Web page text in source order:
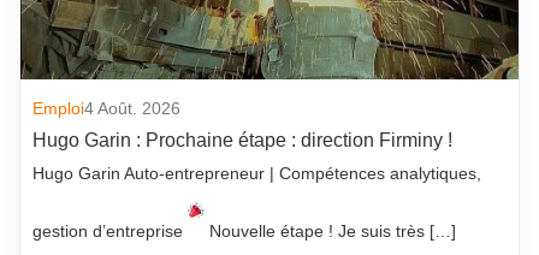
Emploi4 Août. 2026
Hugo Garin : Prochaine étape : direction Firminy !
Hugo Garin Auto-entrepreneur | Compétences analytiques,
gestion d’entreprise Nouvelle étape ! Je suis très […]